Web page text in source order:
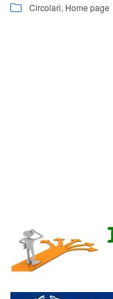
Circolari, Home page